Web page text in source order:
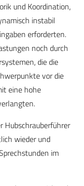
und Koordination,
instabil
erforderten.
noch durch
die die
vor die
eine hohe
Hubschrauberführer
wieder und
im